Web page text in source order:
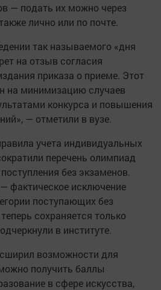
— подать их можно через
лично или по почте.
так называемого «дня
на отзыв согласия
приказа о приеме. Этот
на минимизацию случаев
конкурса и повышения
— отметили в вузе.
учета индивидуальных
перечень олимпиад
без экзаменов.
фактическое исключение
поступающих без
сохраняется только
в институте.
возможности для
получить баллы
в сфере искусства,